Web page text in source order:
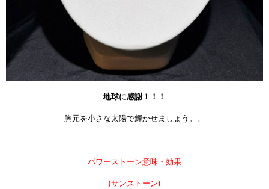
地球に感謝！！！
胸元を小さな太陽で輝かせましょう。。
パワーストーン意味・効果
(サンストーン)